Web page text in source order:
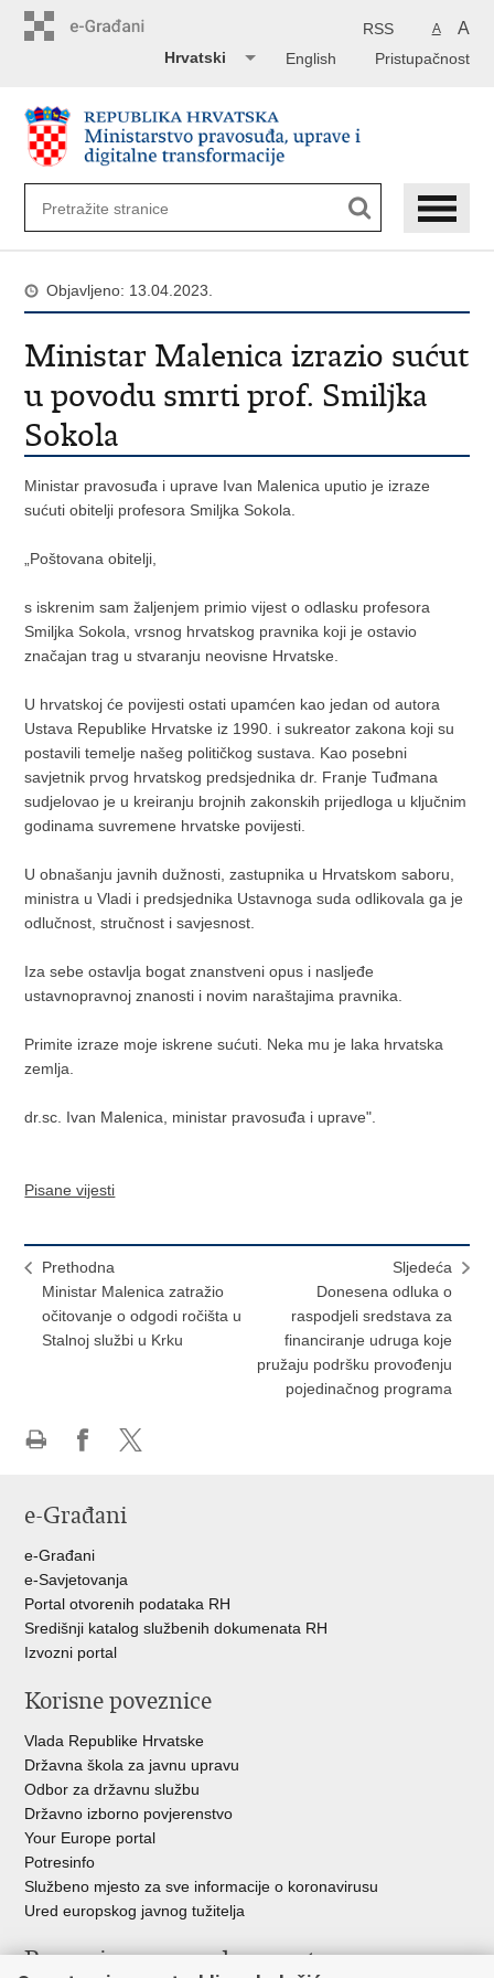
A A
RSS
Pristupačnost
English
Hrvatski
Objavljeno: 13.04.2023.
Ministar Malenica izrazio sućut
u povodu smrti prof. Smiljka
Sokola
Ministar pravosuđa i uprave Ivan Malenica uputio je izraze
sućuti obitelji profesora Smiljka Sokola.
„Poštovana obitelji,
s iskrenim sam žaljenjem primio vijest o odlasku profesora
Smiljka Sokola, vrsnog hrvatskog pravnika koji je ostavio
značajan trag u stvaranju neovisne Hrvatske.
U hrvatskoj će povijesti ostati upamćen kao jedan od autora
Ustava Republike Hrvatske iz 1990. i sukreator zakona koji su
postavili temelje našeg političkog sustava. Kao posebni
savjetnik prvog hrvatskog predsjednika dr. Franje Tuđmana
sudjelovao je u kreiranju brojnih zakonskih prijedloga u ključnim
godinama suvremene hrvatske povijesti.
U obnašanju javnih dužnosti, zastupnika u Hrvatskom saboru,
ministra u Vladi i predsjednika Ustavnoga suda odlikovala ga je
odlučnost, stručnost i savjesnost.
Iza sebe ostavlja bogat znanstveni opus i nasljeđe
ustavnopravnoj znanosti i novim naraštajima pravnika.
Primite izraze moje iskrene sućuti. Neka mu je laka hrvatska
zemlja.
dr.sc. Ivan Malenica, ministar pravosuđa i uprave".
Pisane vijesti
Prethodna
Ministar Malenica zatražio
očitovanje o odgodi ročišta u
Stalnoj službi u Krku
Sljedeća
Donesena odluka o
raspodjeli sredstava za
financiranje udruga koje
pružaju podršku provođenju
pojedinačnog programa
FacebookuTwitteru
e-Građani
e-Građani
e-Savjetovanja
Portal otvorenih podataka RH
Središnji katalog službenih dokumenata RH
Izvozni portal
Korisne poveznice
Vlada Republike Hrvatske
Državna škola za javnu upravu
Odbor za državnu službu
Državno izborno povjerenstvo
Your Europe portal
Potresinfo
Službeno mjesto za sve informacije o koronavirusu
Ured europskog javnog tužitelja
Poveznice pravosudnog sustava